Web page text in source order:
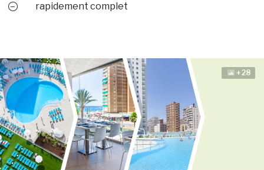
rapidement complet
+28